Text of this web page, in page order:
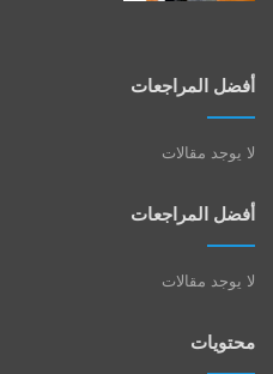
أفضل المراجعات
لا يوجد مقالات
أفضل المراجعات
لا يوجد مقالات
محتويات